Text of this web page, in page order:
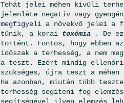
Tehát jelei méhen kívüli
jelenléte negatív vagy
megfigyeli a növekvő jelei a
tűnik, a korai toxémia
. De
történt. Fontos, hogy ebben
időszak a terhesség, a nem
a teszt. Ezért mindig
szükséges, újra teszt a
Ha azonban, miután több
terhesség segíteni fog elemzés